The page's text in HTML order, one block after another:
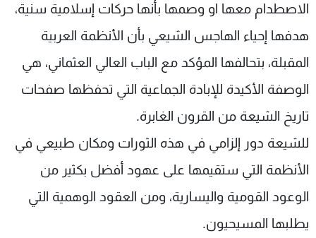
الاصطدام معها او وصمها بأنها حركات إسلامية سنية،
هدفها إحياء الهاجس الشيعي بأن الأنظمة العربية
المقبلة، بتحالفها المؤكد مع الباب العالي العثماني، هي
الوصفة الأكيدة للإبادة الجماعية التي تحفظها صفحات
تاريخ الشيعة من القرون الغابرة.
للشيعة دور إلزامي في هذه الثورات ومكان طبيعي في
الأنظمة التي ستقيمها على عهود أفضل بكثير من
الوعود القومية واليسارية، ومن العقود الوهمية التي
يطلبها المسيحيون.